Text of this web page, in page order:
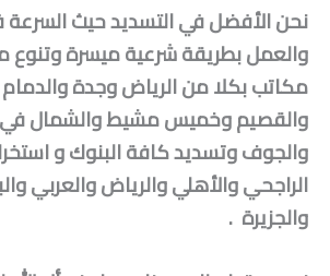
نحن الأفضل في التسديد حيث السرعة
والعمل بطريقة شرعية ميسرة وتنوع
مكاتب بكلا من الرياض وجدة والدمام
والقصيم وخميس مشيط والشمال في
والجوف وتسديد كافة البنوك و
الراجحي والأهلي والرياض والعربي
والجزيرة .